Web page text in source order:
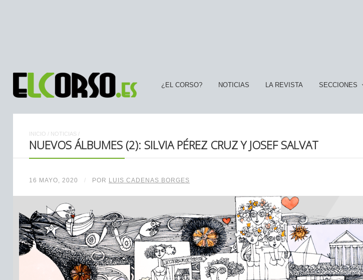
¿EL CORSO? NOTICIAS LA REVISTA SECCIONES
INICIO / NOTICIAS /
NUEVOS ÁLBUMES (2): SILVIA PÉREZ CRUZ Y JOSEF SALVAT
16 MAYO, 2020 / POR LUIS CADENAS BORGES